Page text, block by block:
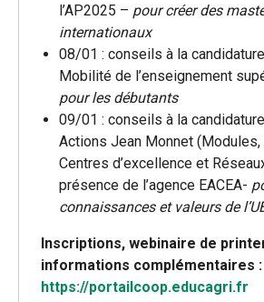
l’AP2025 – pour créer des
internationaux
08/01 : conseils à la
Mobilité de l’enseignement
pour les débutants
09/01 : conseils à la
Actions Jean Monnet (Modules,
Centres d’excellence et
présence de l’agence EACEA-
connaissances et valeurs de
Inscriptions, webinaire de
informations complémentaires :
https://portailcoop.educagri.fr